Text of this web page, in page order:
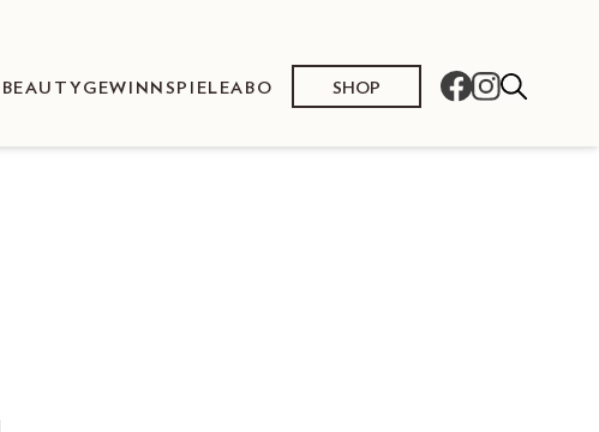
BEAUTY GEWINNSPIELEABO SHOP